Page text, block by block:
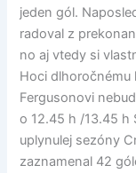
jeden gól.
radoval z
no aj vtedy si
Hoci dlhoročnému
Fergusonovi
o 12.45 h /13.45 h
uplynulej sezóny
zaznamenal 42